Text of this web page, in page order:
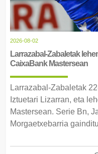
2026-08-02
Larrazabal-Zabaletak
CaixaBank Mastersean
Larrazabal-Zabaletak
Iztuetari Lizarran, eta
Mastersean. Serie Bn,
Morgaetxebarria